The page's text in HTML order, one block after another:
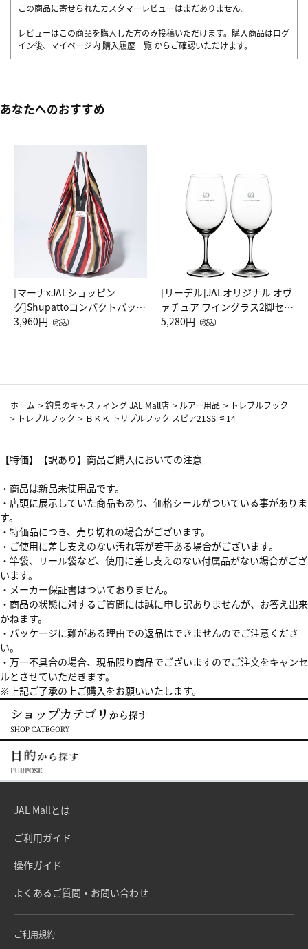
この商品に寄せられたカスタマーレビューはまだありません。
レビューはこの商品を購入した方のみ投稿いただけます。購入商品はログ
イン後、マイページ内 購入履歴一覧 からご確認いただけます。
あなたへのおすすめ
[マーナxJALショッピン
グ]Shupattoコンパクトバッグ
Drop JAL客室乗務員（LC）ス
3,960円 （税込）
[リーデル]JALオリジナル オヴ
ァチュア ワイングラス2脚セッ
ト（レッドワイン）
5,280円 （税込）
ホーム >釣具のキャスティング JAL Mall店 > ルアー用品 > トレブルフック
> トレブルフック > ＢＫＫ トリプルフック スピア21SS ♯14
【特価】【訳あり】商品ご購入においての注意
・商品は新品未使用品です。
・店頭に展示していた商品もあり、価格シールがついている事がありま
す。
・特価品につき、売り切れの場合がございます。
・ご使用に差し支えのない汚れ等が若干ある場合がございます。
・竿袋、リール袋など、使用に差し支えのない付属品がない場合がござ
います。
・メーカー保証書はついておりません。
・商品の状態に対するご質問には誠に申し訳ありませんが、お答え出来
かねます。
・パッケージに難がある理由での返品はできませんのでご注意くださ
い。
・万一不具合の場合、現品限り商品でございますのでご注文をキャンセ
ルとさせていただきます。
※上記ご了承の上ご購入をお願いいたします。
JAL Mallとは
ご利用ガイド
操作ガイド
よくあるご質問・お問い合わせ
ご利用規約